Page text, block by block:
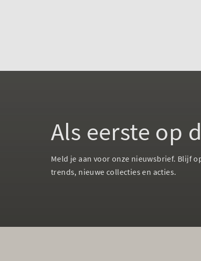
Als eerste op
Meld je aan voor onze nieuwsbrief. Blijf
trends, nieuwe collecties en acties.